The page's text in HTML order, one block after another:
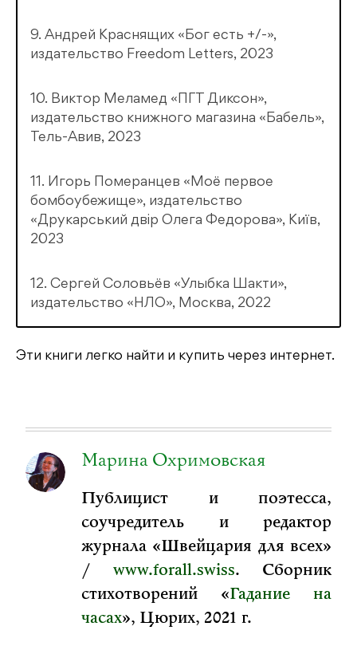
9. Андрей Краснящих «Бог есть +/-»,
издательство Freedom Letters, 2023
10. Виктор Меламед «ПГТ Диксон»,
издательство книжного магазина «Бабель»,
Тель-Авив, 2023
11. Игорь Померанцев «Моё первое
бомбоубежище», издательство
«Друкарський двiр Олега Федорова», Київ,
2023
12. Сергей Соловьёв «Улыбка Шакти»,
издательство «НЛО», Москва, 2022
Эти книги легко найти и купить через интернет.
Марина Охримовская
Публицист и поэтесса,
соучредитель и редактор
журнала «Швейцария для всех»
/ www.forall.swiss. Сборник
стихотворений «Гадание на
часах», Цюрих, 2021 г.